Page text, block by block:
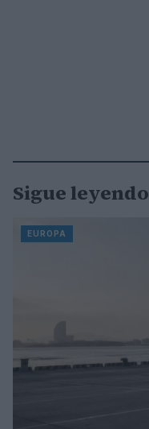
Sigue leyendo
EUROPA